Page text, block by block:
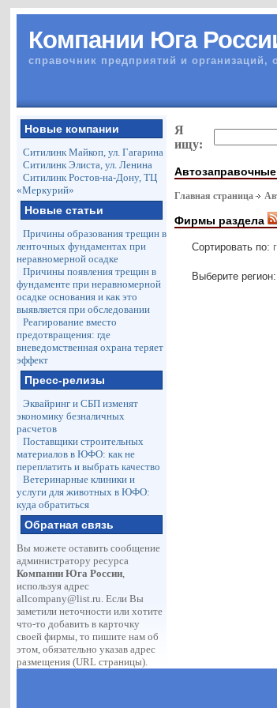
Компании Юга
справочник предприятий и организаций,
Новые компании
Ситилинк Майкоп, ул. Гагарина
Ситилинк Элиста, ул. Ленина
Ситилинк Ростов-на-Дону, ТЦ
«Меркурий»
Новые статьи
Причины образования трещин в
ленточных фундаментах при
неравномерной осадке
Причины появления трещин в
фундаменте при неравномерной
осадке основания и как это
выявляется при обследовании
Реагирование вместо
предотвращения: где
вневедомственная охрана теряет
эффект
Пресс-релизы
Эквайринг и СБП изменят
экономику безналичных
расчетов
Поставщики строительных
материалов в ЮФО: как не
переплатить и выбрать качество
Ветеринарные клиники и
услуги для животных в ЮФО:
куда обратиться
Обратная связь
Вы можете оставить сообщение
администратору ресурса
Компании Юга России,
используя адрес
allcompany@list.ru. Если Вы
заметили неточности или хотите
что-то добавить в карточку
своей фирмы, то пишите нам об
этом, обязательно указав адрес
размещения (URL страницы).
Я
ищу:
Главная страница
Фирмы раздела
Сортировать по:
Выберите регион: